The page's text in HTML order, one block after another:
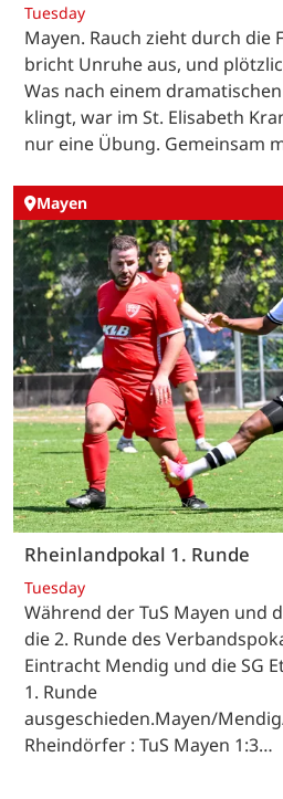
Tuesday
Mayen. Rauch zieht durch die
bricht Unruhe aus, und
Was nach einem
klingt, war im St. Elisabeth
nur eine Übung. Gemeinsam
Mayen
Rheinlandpokal 1. Runde
Tuesday
Während der TuS Mayen und
die 2. Runde des
Eintracht Mendig und die SG
1. Runde
ausgeschieden.Mayen/
Rheindörfer : TuS Mayen 1:3…